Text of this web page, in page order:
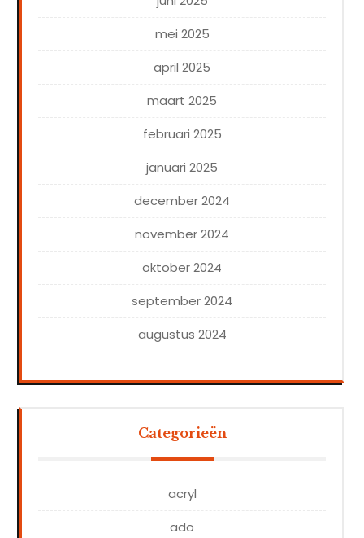
mei 2025
april 2025
maart 2025
februari 2025
januari 2025
december 2024
november 2024
oktober 2024
september 2024
augustus 2024
Categorieën
acryl
ado